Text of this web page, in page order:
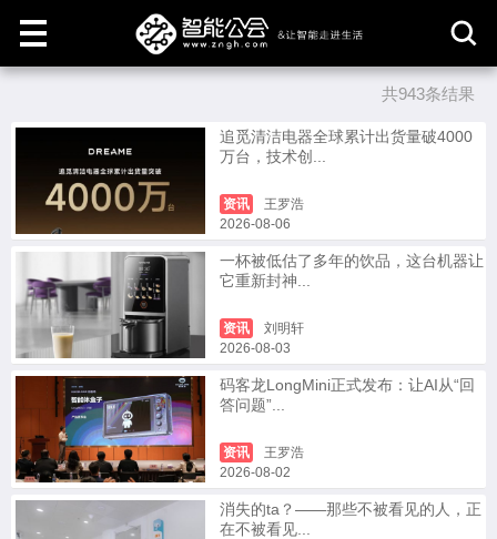
共943条结果
追觅清洁电器全球累计出货量破4000
万台，技术创...
资讯
王罗浩
2026-08-06
一杯被低估了多年的饮品，这台机器让
它重新封神...
资讯
刘明轩
2026-08-03
码客龙LongMini正式发布：让AI从“回
答问题”...
资讯
王罗浩
2026-08-02
消失的ta？——那些不被看见的人，正
在不被看见...